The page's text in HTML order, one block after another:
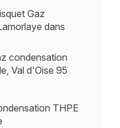
Gaz
dans
condensation
Val d'Oise 95
THPE